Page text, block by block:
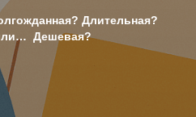
Длительная?
Дешевая?